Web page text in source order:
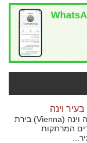
בתי מלון מומלצים בוינה וינה (Vienna) בירת
המרתקות